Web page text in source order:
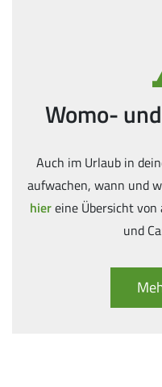
Womo-
Auch im Urlaub in
aufwachen, wann und
hiereine Übersicht
und